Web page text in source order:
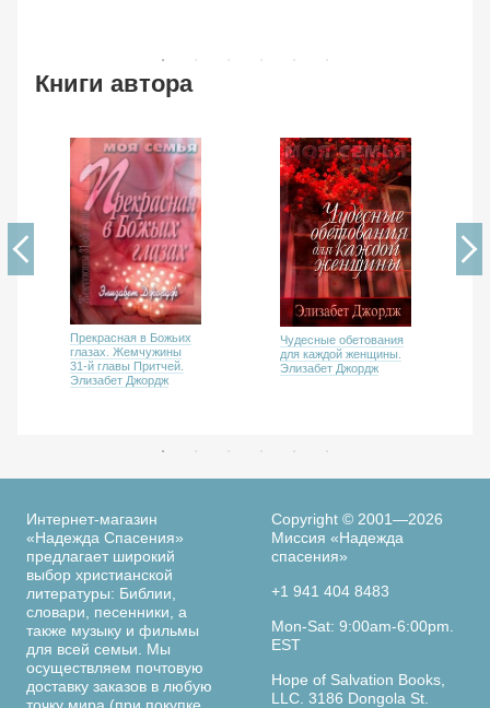
Книги автора
Прекрасная в Божьих
глазах. Жемчужины
31-й главы Притчей.
Элизабет Джордж
Чудесные обетования
для каждой женщины.
Элизабет Джордж
Интернет-магазин
«Надежда Спасения»
предлагает широкий
выбор христианской
литературы: Библии,
словари, песенники, а
также музыку и фильмы
для всей семьи. Мы
осуществляем почтовую
доставку заказов в любую
Copyright © 2001—2026
Миссия «Надежда
спасения»
+1 941 404 8483
Mon-Sat: 9:00am-6:00pm.
EST
Hope of Salvation Books,
LLC. 3186 Dongola St.